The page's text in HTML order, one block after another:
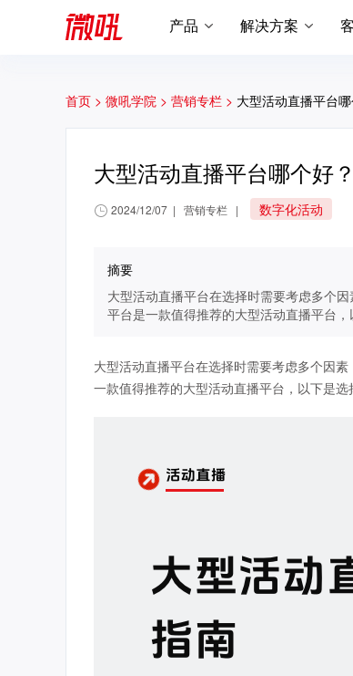
产品 解决方案
首页 > 微吼学院 > 营销专栏 > 大型活动直播平台
大型活动直播平台哪个好
2024/12/07 | 营销专栏 | 数字化活动
摘要
大型活动直播平台在选择时需要考虑多个
平台是一款值得推荐的大型活动直播平台
大型活动直播平台在选择时需要考虑多个因
一款值得推荐的大型活动直播平台，以下是选